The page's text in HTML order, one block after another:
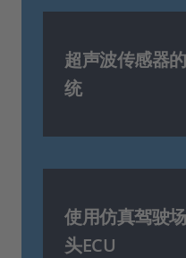
超声波传感器
统
使用仿真驾驶
头ECU